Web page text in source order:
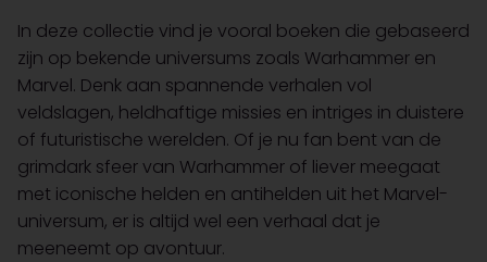
In deze collectie vind je vooral boeken die gebaseerd
zijn op bekende universums zoals Warhammer en
Marvel. Denk aan spannende verhalen vol
veldslagen, heldhaftige missies en intriges in duistere
of futuristische werelden. Of je nu fan bent van de
grimdark sfeer van Warhammer of liever meegaat
met iconische helden en antihelden uit het Marvel-
universum, er is altijd wel een verhaal dat je
meeneemt op avontuur.